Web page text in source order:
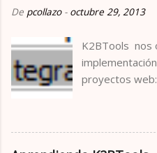
De pcollazo - octubre 29, 2013
K2BTools nos
proyectos
pequeña,
básicos .